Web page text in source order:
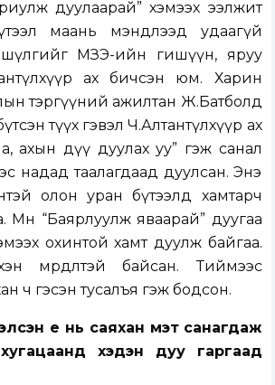
дуулаарай” хэмээх ээлжит
маань мэндлээд удаагүй
МЗЭ-ийн гишүүн, яруу
ах бичсэн юм. Харин
тэргүүний ажилтан Ж.Батболд
түүх гэвэл Ч.Алтантүлхүүр ах
ахын дүү дуулах уу” гэж санал
надад таалагдаад дуулсан. Энэ
олон уран бүтээлд хамтарч
“Баярлуулж яваарай” дуугаа
охинтой хамт дуулж байгаа.
мөрөөдөлтэй байсан. Тиймээс
ч гэсэн тусалъя гэж бодсон.
үе нь саяхан мэт санагдаж
хэдэн дуу гаргаад